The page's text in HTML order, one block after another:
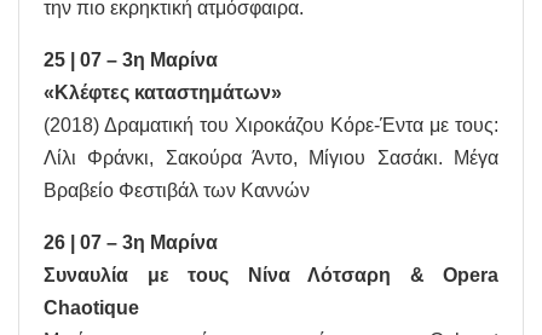
την πιο εκρηκτική ατμόσφαιρα.
25 | 07 – 3η Μαρίνα
«Κλέφτες καταστημάτων»
(2018) Δραματική του Χιροκάζου Κόρε-Έντα με τους:
Λίλι Φράνκι, Σακούρα Άντο, Μίγιου Σασάκι. Μέγα
Βραβείο Φεστιβάλ των Καννών
26 | 07 – 3η Μαρίνα
Συναυλία με τους Νίνα Λότσαρη & Opera
Chaotique